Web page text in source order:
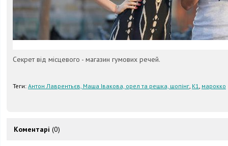
Секрет від місцевого - магазин гумових речей.
Теги: Антон Лаврентьєв, Маша Івакова, орел та решка, шопінг, К1, марокко
Коментарі (0)